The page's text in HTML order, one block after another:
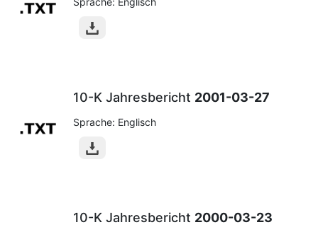
10-K Jahresbericht 2001-03-27
Sprache: Englisch
10-K Jahresbericht 2000-03-23